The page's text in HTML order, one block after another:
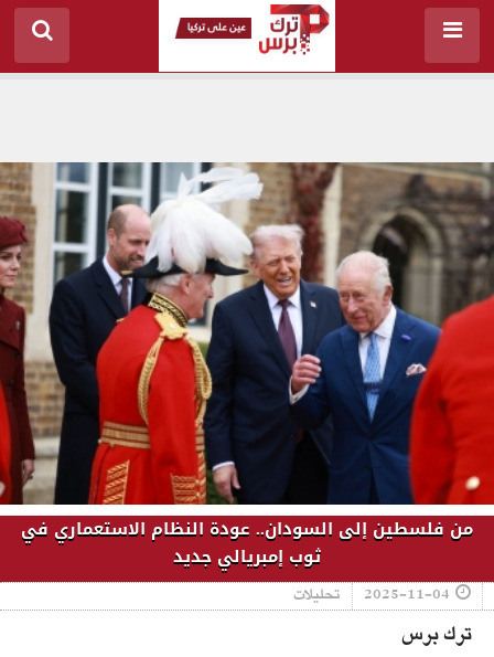
من فلسطين إلى السودان.. عودة النظام الاستعماري في
ثوب إمبريالي جديد
2025-11-04 تحليلات
ترك برس